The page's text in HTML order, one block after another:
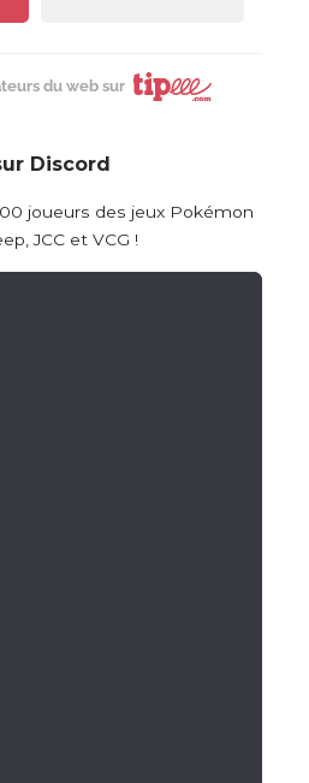
du web sur
Discord
joueurs des jeux Pokémon
JCC et VCG !